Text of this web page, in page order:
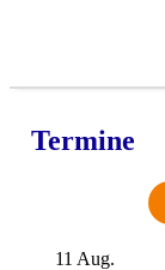
Termine
11 Aug.